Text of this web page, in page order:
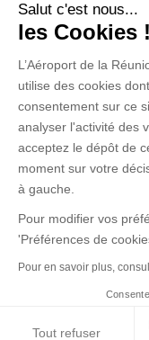
Salut c'est nous...
les Cookies !
L’Aéroport de la
utilise des cookies
consentement sur ce
analyser l'activité des
acceptez le dépôt de
moment sur votre
à gauche.
Pour modifier vos
'Préférences de
Pour en savoir plus,
Tout refuser
Besoin d'aide ?
Politique de
Mentions légales
CGV - CGU
Contact